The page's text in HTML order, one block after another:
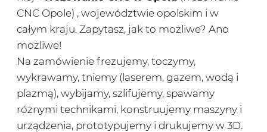
CNC Opole) , województwie opolskim i w
całym kraju. Zapytasz, jak to możliwe? Ano
możliwe!
Na zamówienie frezujemy, toczymy,
wykrawamy, tniemy (laserem, gazem, wodą i
plazmą), wybijamy, szlifujemy, spawamy
różnymi technikami, konstruujemy maszyny i
urządzenia, prototypujemy i drukujemy w 3D.